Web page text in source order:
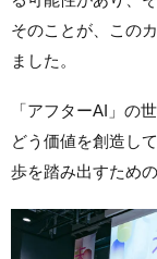
そのことが、この
ました。
「アフターAI」の
どう価値を創造し
歩を踏み出すため